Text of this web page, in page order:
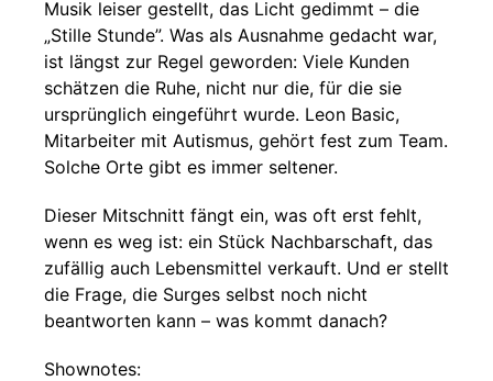
Musik leiser gestellt, das Licht gedimmt – die
„Stille Stunde”. Was als Ausnahme gedacht war,
ist längst zur Regel geworden: Viele Kunden
schätzen die Ruhe, nicht nur die, für die sie
ursprünglich eingeführt wurde. Leon Basic,
Mitarbeiter mit Autismus, gehört fest zum Team.
Solche Orte gibt es immer seltener.
Dieser Mitschnitt fängt ein, was oft erst fehlt,
wenn es weg ist: ein Stück Nachbarschaft, das
zufällig auch Lebensmittel verkauft. Und er stellt
die Frage, die Surges selbst noch nicht
beantworten kann – was kommt danach?
Shownotes: